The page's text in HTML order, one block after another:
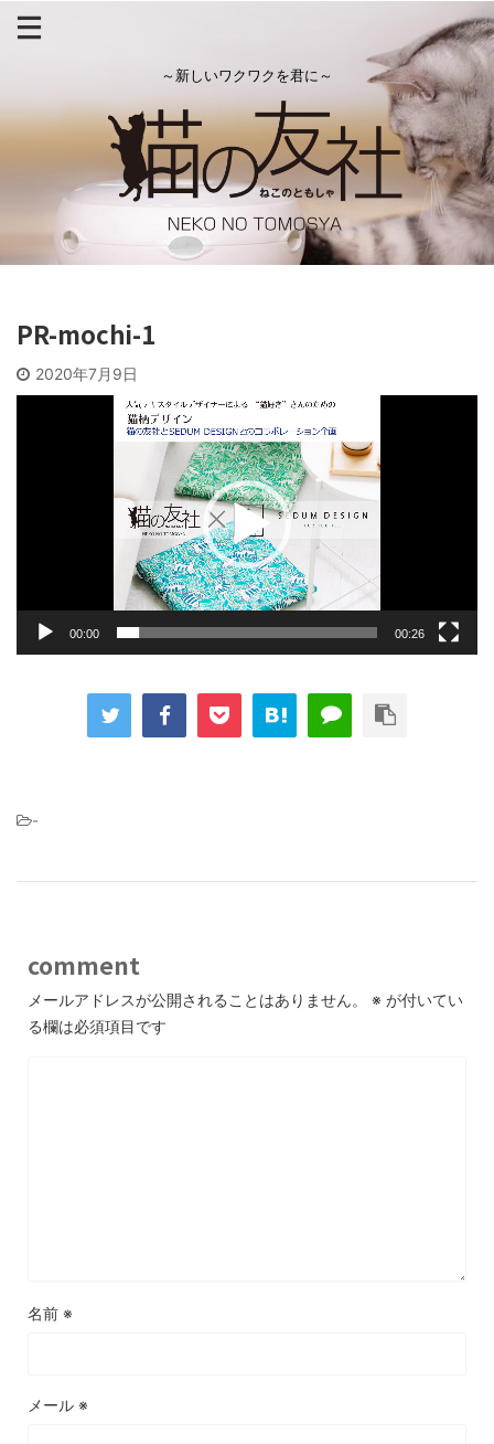
～新しいワクワクを君に～
PR-mochi-1
2020年7月9日
00:00 00:26
-
comment
メールアドレスが公開されることはありません。 ※ が付いてい
る欄は必須項目です
名前 ※
メール ※